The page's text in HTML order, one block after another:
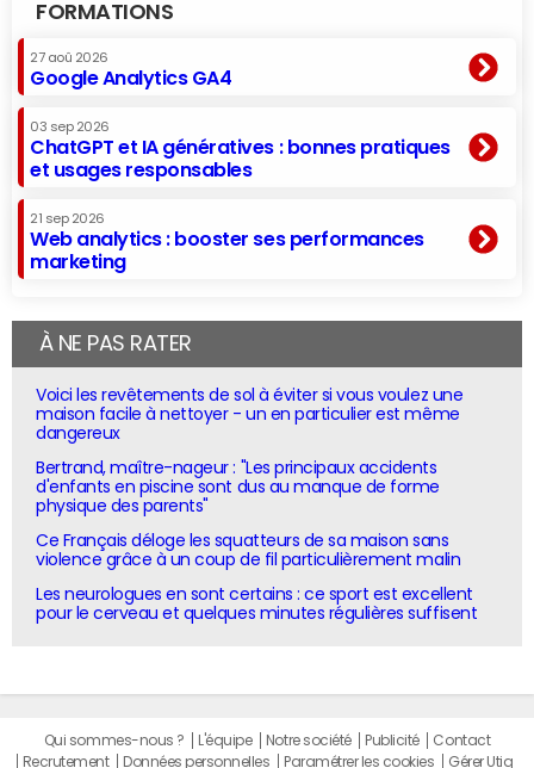
FORMATIONS
27 aoû 2026
Google Analytics GA4
03 sep 2026
ChatGPT et IA génératives : bonnes pratiques
et usages responsables
21 sep 2026
Web analytics : booster ses performances
marketing
À NE PAS RATER
Voici les revêtements de sol à éviter si vous voulez une
maison facile à nettoyer - un en particulier est même
dangereux
Bertrand, maître-nageur : "Les principaux accidents
d'enfants en piscine sont dus au manque de forme
physique des parents"
Ce Français déloge les squatteurs de sa maison sans
violence grâce à un coup de fil particulièrement malin
Les neurologues en sont certains : ce sport est excellent
pour le cerveau et quelques minutes régulières suffisent
Qui sommes-nous ? L'équipe Notre société Publicité
Contact
Recrutement
Données personnelles Paramétrer les cookies Gérer Utiq